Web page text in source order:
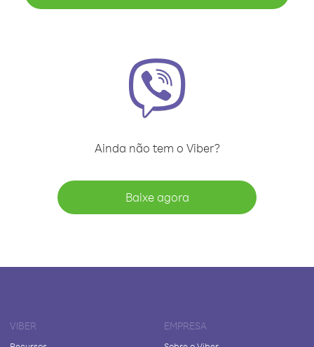
Ainda não tem o Viber?
Baixe agora
VIBER EMPRESA